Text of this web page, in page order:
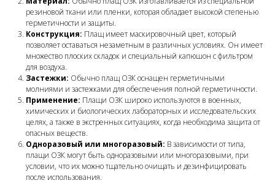
резиновой ткани или пленки, которая обладает высокой степенью
герметичности и защиты.
Конструкция: Плащ имеет маскировочный цвет, который
позволяет оставаться незаметным в различных условиях. Он имеет
множество плоских складок и специальный капюшон с фильтром
для воздуха.
Застежки: Обычно плащ ОЗК оснащен герметичными
молниями и застежками для обеспечения полной герметичности.
Применение: Плащи ОЗК широко используются в военных,
химических и биологических лабораторных и исследовательских
целях, а также в экстренных ситуациях, когда необходима защита от
опасных веществ.
Одноразовый или многоразовый: В зависимости от типа,
плащи ОЗК могут быть одноразовыми или многоразовыми, при
условии, что их можно тщательно очищать и дезинфицировать
после использования.